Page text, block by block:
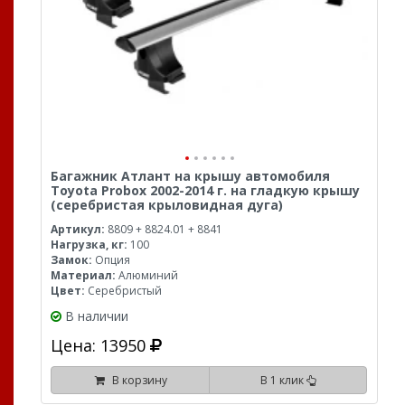
Багажник Атлант на крышу автомобиля
Toyota Probox 2002-2014 г. на гладкую крышу
(серебристая крыловидная дуга)
Артикул: 8809 + 8824.01 + 8841
Нагрузка, кг: 100
Замок: Опция
Материал: Алюминий
Цвет: Серебристый
В наличии
Цена: 13950
В корзину В 1 клик